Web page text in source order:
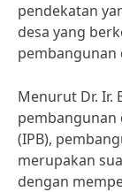
pendekatan
desa yang
pembangunan
Menurut Dr. Ir.
(IPB),
merupakan
dengan